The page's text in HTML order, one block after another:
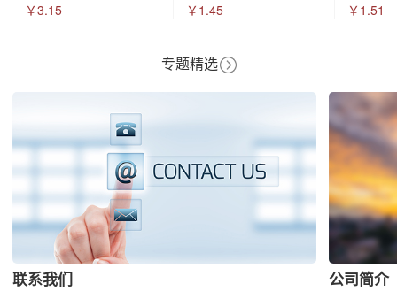
￥3.15 ￥1.45 ￥1.51
专题精选
联系我们 公司简介